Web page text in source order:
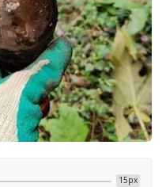
15px